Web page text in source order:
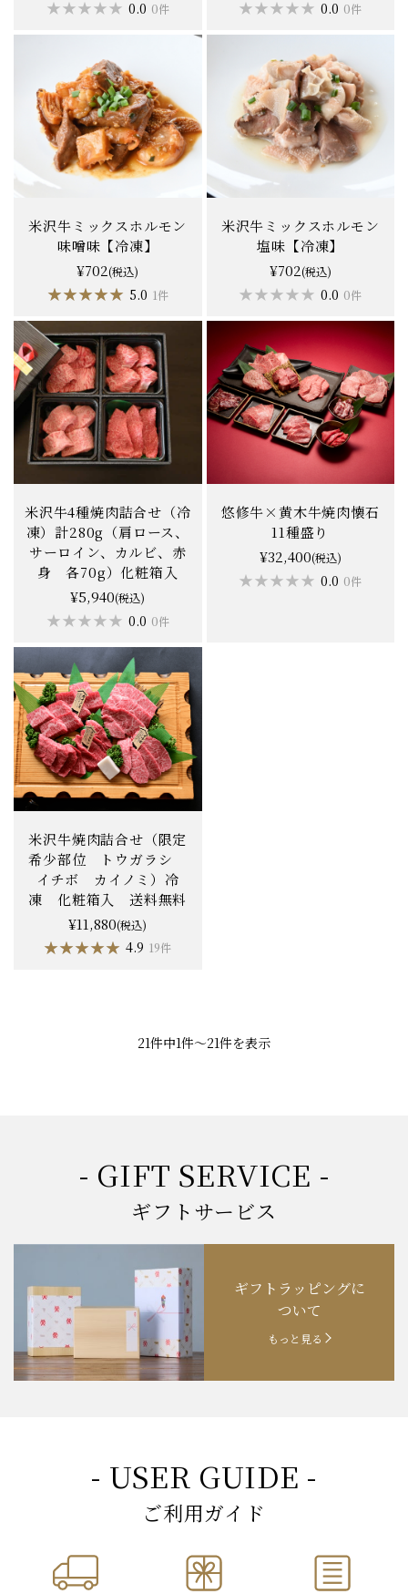
★★★★★
★★★★★ 0.0 0件 ★★★★★
★★★★★ 0.0 0件
米沢牛ミックスホルモン
味噌味【冷凍】
¥702(税込)
★★★★★
★★★★★ 5.0 1件
米沢牛ミックスホルモン
塩味【冷凍】
¥702(税込)
★★★★★
★★★★★ 0.0 0件
米沢牛4種焼肉詰合せ（冷
凍）計280g（肩ロース、
サーロイン、カルビ、赤
身 各70g）化粧箱入
¥5,940(税込)
★★★★★
★★★★★ 0.0 0件
悠修牛×黄木牛焼肉懐石
11種盛り
¥32,400(税込)
★★★★★
★★★★★ 0.0 0件
米沢牛焼肉詰合せ（限定
希少部位 トウガラシ
イチボ カイノミ）冷
凍 化粧箱入 送料無料
¥11,880(税込)
★★★★★
★★★★★ 4.9 19件
21件中1件〜21件を表示
- GIFT SERVICE -
ギフトサービス
ギフトラッピングに
ついて
もっと見る
- USER GUIDE -
ご利用ガイド